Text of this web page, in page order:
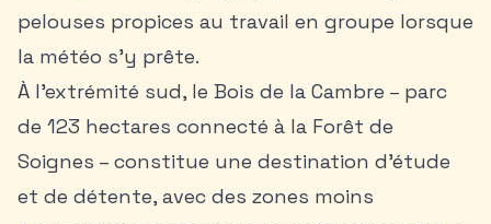
pelouses propices au travail en groupe lorsque
la météo s’y prête.
À l’extrémité sud, le Bois de la Cambre – parc
de 123 hectares connecté à la Forêt de
Soignes – constitue une destination d’étude
et de détente, avec des zones moins